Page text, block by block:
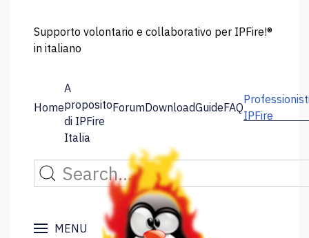
Supporto volontario e collaborativo per IPFire!®
in italiano
Home
A
proposito
di IPFire
Italia
ForumDownloadGuideFAQ
IPFire
MENU